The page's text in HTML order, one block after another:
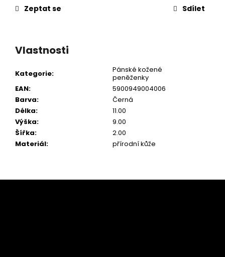
Zeptat se
Sdílet
Vlastnosti
Kategorie:
Pánské kožené
peněženky
EAN:
5900949004006
Barva:
Černá
Délka:
11.00
Výška:
9.00
Šířka:
2.00
Materiál: přírodní kůže
Z